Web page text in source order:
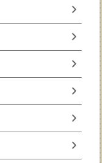
chevron_right
chevron_right
chevron_right
chevron_right
chevron_right
chevron_right